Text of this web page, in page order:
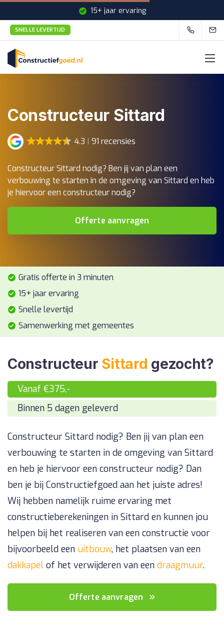
15+ jaar ervaring
SNELLE LEVERTIJD
Constructeur Sittard
4.3 91 recensies
Constructeur Sittard nodig? Ben jij van plan een
verbouwing te starten in de omgeving van Sittard en heb
je hiervoor een constructeur nodig?
Offerte aanvragen
Gratis offerte in 3 minuten
15+ jaar ervaring
Snelle levertijd
Samenwerking met gemeentes
Constructeur Sittard gezocht?
Vanaf €375,-
Binnen 5 dagen geleverd
Constructeur Sittard nodig? Ben jij van plan een
verbouwing te starten in de omgeving van Sittard
en heb je hiervoor een constructeur nodig? Dan
ben je bij Constructiefgoed aan het juiste adres!
Wij hebben namelijk ruime ervaring met
constructieberekeningen in Sittard en kunnen jou
helpen bij het realiseren van een constructie voor
bijvoorbeeld een uitbouw, het plaatsen van een
dakkapel of het verwijderen van een draagmuur.
Offerte aanvragen